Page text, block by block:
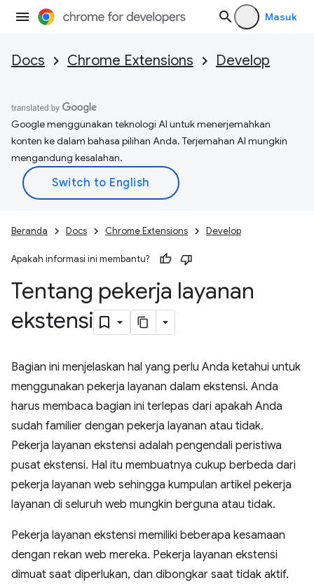
Masuk
Docs Chrome Extensions Develop
Google menggunakan teknologi AI untuk menerjemahkan
konten ke dalam bahasa pilihan Anda. Terjemahan AI mungkin
mengandung kesalahan.
Beranda Docs Chrome Extensions Develop
Apakah informasi ini membantu?
Tentang pekerja layanan
ekstensi
Bagian ini menjelaskan hal yang perlu Anda ketahui untuk
menggunakan pekerja layanan dalam ekstensi. Anda
harus membaca bagian ini terlepas dari apakah Anda
sudah familier dengan pekerja layanan atau tidak.
Pekerja layanan ekstensi adalah pengendali peristiwa
pusat ekstensi. Hal itu membuatnya cukup berbeda dari
pekerja layanan web sehingga kumpulan artikel pekerja
layanan di seluruh web mungkin berguna atau tidak.
Pekerja layanan ekstensi memiliki beberapa kesamaan
dengan rekan web mereka. Pekerja layanan ekstensi
dimuat saat diperlukan, dan dibongkar saat tidak aktif.